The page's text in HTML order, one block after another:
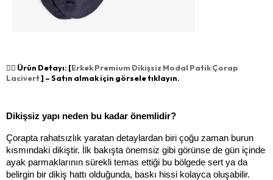
👉🏻 Ürün Detayı: [Erkek Premium Dikişsiz Modal Patik Çorap
Lacivert] – Satın almak için görsele tıklayın.
Dikişsiz yapı neden bu kadar önemlidir?
Çorapta rahatsızlık yaratan detaylardan biri çoğu zaman burun
kısmındaki dikiştir. İlk bakışta önemsiz gibi görünse de gün içinde
ayak parmaklarının sürekli temas ettiği bu bölgede sert ya da
belirgin bir dikiş hattı olduğunda, baskı hissi kolayca oluşabilir.